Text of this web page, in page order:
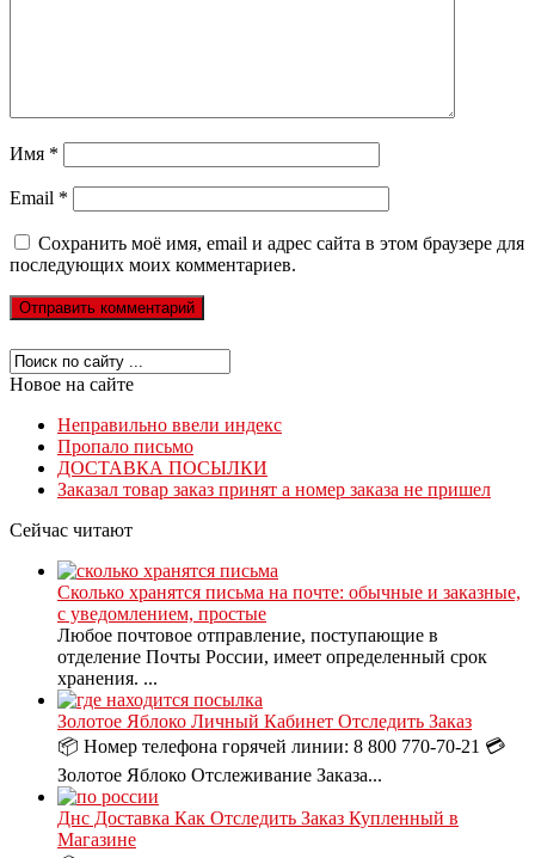
Имя *
Email *
Сохранить моё имя, email и адрес сайта в этом браузере для
последующих моих комментариев.
Новое на сайте
Неправильно ввели индекс
Пропало письмо
ДОСТАВКА ПОСЫЛКИ
Заказал товар заказ принят а номер заказа не пришел
Сейчас читают
Сколько хранятся письма на почте: обычные и заказные,
с уведомлением, простые
Любое почтовое отправление, поступающие в
отделение Почты России, имеет определенный срок
хранения. ...
Золотое Яблоко Личный Кабинет Отследить Заказ
📦 Номер телефона горячей линии: 8 800 770-70-21 💳
Золотое Яблоко Отслеживание Заказа...
Днс Доставка Как Отследить Заказ Купленный в
Магазине